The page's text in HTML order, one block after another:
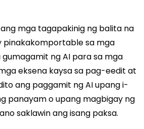
mga tagapakinig ng balita na
pinakakomportable sa mga
ng AI para sa mga
eksena kaysa sa pag-eedit at
ang paggamit ng AI upang i-
panayam o upang magbigay ng
saklawin ang isang paksa.